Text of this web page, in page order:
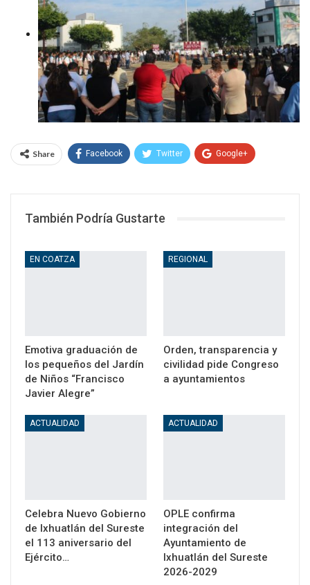
Share Facebook Twitter Google+
También Podría Gustarte
EN COATZA
Emotiva graduación de
los pequeños del Jardín
de Niños “Francisco
Javier Alegre”
REGIONAL
Orden, transparencia y
civilidad pide Congreso
a ayuntamientos
ACTUALIDAD
Celebra Nuevo Gobierno
de Ixhuatlán del Sureste
el 113 aniversario del
Ejército…
ACTUALIDAD
OPLE confirma
integración del
Ayuntamiento de
Ixhuatlán del Sureste
2026-2029